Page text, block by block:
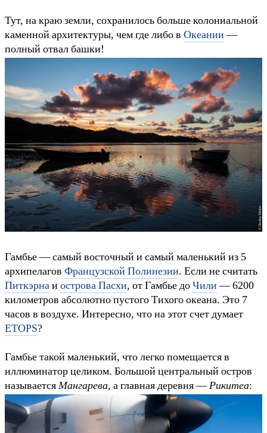
Тут, на краю земли, сохранилось больше колониальной
каменной архитектуры, чем где либо в Океании—
полный отвал башки!
Гамбье — самый восточный и самый маленький из 5
архипелагов Французской Полинезии. Если не считать
Питкэрнаи острова Пасхи, от Гамбье доЧили— 6200
километров абсолютно пустого Тихого океана. Это 7
часов в воздухе. Интересно, что на этот счет думает
ETOPS?
Гамбье такой маленький, что легко помещается в
иллюминатор целиком. Большой центральный остров
называетсяМангарева, а главная деревня —Рикитеа: